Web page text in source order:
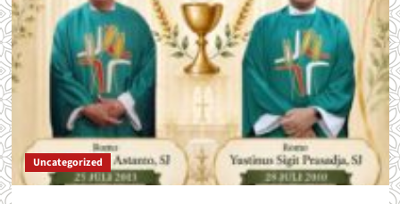
Uncategorized